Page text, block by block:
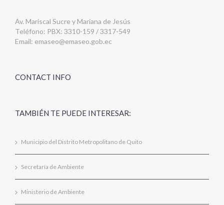
Av. Mariscal Sucre y Mariana de Jesús
Teléfono: PBX: 3310-159 / 3317-549
Email: emaseo@emaseo.gob.ec
CONTACT INFO
TAMBIÉN TE PUEDE INTERESAR:
Municipio del Distrito Metropolitano de Quito
Secretaría de Ambiente
Ministerio de Ambiente